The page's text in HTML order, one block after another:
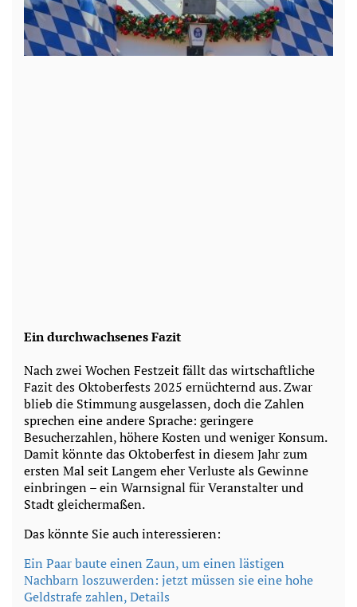
Ein durchwachsenes Fazit
Nach zwei Wochen Festzeit fällt das wirtschaftliche
Fazit des Oktoberfests 2025 ernüchternd aus. Zwar
blieb die Stimmung ausgelassen, doch die Zahlen
sprechen eine andere Sprache: geringere
Besucherzahlen, höhere Kosten und weniger Konsum.
Damit könnte das Oktoberfest in diesem Jahr zum
ersten Mal seit Langem eher Verluste als Gewinne
einbringen – ein Warnsignal für Veranstalter und
Stadt gleichermaßen.
Das könnte Sie auch interessieren:
Ein Paar baute einen Zaun, um einen lästigen
Nachbarn loszuwerden: jetzt müssen sie eine hohe
Geldstrafe zahlen, Details